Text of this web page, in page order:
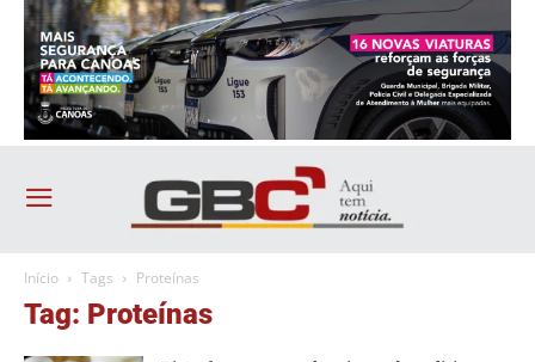
Início Tags Proteínas
Tag: Proteínas